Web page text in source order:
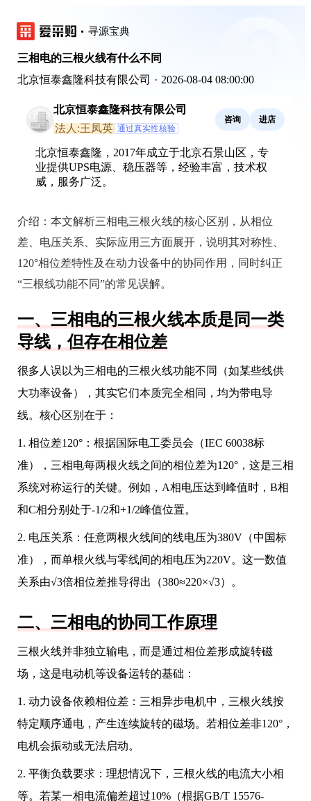
寻源宝典
三相电的三根火线有什么不同
北京恒泰鑫隆科技有限公司 · 2026-08-04 08:00:00
北京恒泰鑫隆科技有限公司
法人:王凤英 通过真实性核验
咨询 进店
北京恒泰鑫隆，2017年成立于北京石景山区，专
业提供UPS电源、稳压器等，经验丰富，技术权
威，服务广泛。
介绍： 本文解析三相电三根火线的核心区别，从相位
差、电压关系、实际应用三方面展开，说明其对称性、
120°相位差特性及在动力设备中的协同作用，同时纠正
“三根线功能不同”的常见误解。
一、三相电的三根火线本质是同一类
导线，但存在相位差
很多人误以为三相电的三根火线功能不同（如某些线供
大功率设备），其实它们本质完全相同，均为带电导
线。核心区别在于：
1. 相位差120°：根据国际电工委员会（IEC 60038标
准），三相电每两根火线之间的相位差为120°，这是三相
系统对称运行的关键。例如，A相电压达到峰值时，B相
和C相分别处于-1/2和+1/2峰值位置。
2. 电压关系：任意两根火线间的线电压为380V（中国标
准），而单根火线与零线间的相电压为220V。这一数值
关系由√3倍相位差推导得出（380≈220×√3）。
二、三相电的协同工作原理
三根火线并非独立输电，而是通过相位差形成旋转磁
场，这是电动机等设备运转的基础：
1. 动力设备依赖相位差：三相异步电机中，三根火线按
特定顺序通电，产生连续旋转的磁场。若相位差非120°，
电机会振动或无法启动。
2. 平衡负载要求：理想情况下，三根火线的电流大小相
等。若某一相电流偏差超过10%（根据GB/T 15576-